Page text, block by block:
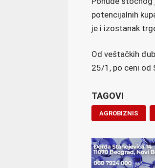
potencijalnih
je i izostanak
Od veštačkih
25/1, po ceni od
TAGOVI
AGROBIZNIS